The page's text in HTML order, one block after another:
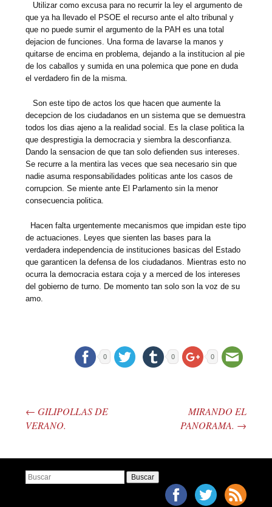
Utilizar como excusa para no recurrir la ley el argumento de
que ya ha llevado el PSOE el recurso ante el alto tribunal y
que no puede sumir el argumento de la PAH es una total
dejacion de funciones. Una forma de lavarse la manos y
quitarse de encima en problema, dejando a la institucion al pie
de los caballos y sumida en una polemica que pone en duda
el verdadero fin de la misma.
Son este tipo de actos los que hacen que aumente la
decepcion de los ciudadanos en un sistema que se demuestra
todos los dias ajeno a la realidad social. Es la clase politica la
que desprestigia la democracia y siembra la desconfianza.
Dando la sensacion de que tan solo defienden sus intereses.
Se recurre a la mentira las veces que sea necesario sin que
nadie asuma responsabilidades politicas ante los casos de
corrupcion. Se miente ante El Parlamento sin la menor
consecuencia politica.
Hacen falta urgentemente mecanismos que impidan este tipo
de actuaciones. Leyes que sienten las bases para la
verdadera independencia de instituciones basicas del Estado
que garanticen la defensa de los ciudadanos. Mientras esto no
ocurra la democracia estara coja y a merced de los intereses
del gobierno de turno. De momento tan solo son la voz de su
amo.
0 0 0
Post navigation
← GILIPOLLAS DE
VERANO.
MIRANDO EL
PANORAMA. →
Buscar